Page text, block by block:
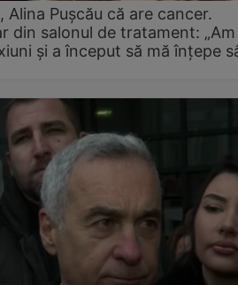
Pușcău că are cancer.
din salonul de tratament:
și a început să mă înțepe